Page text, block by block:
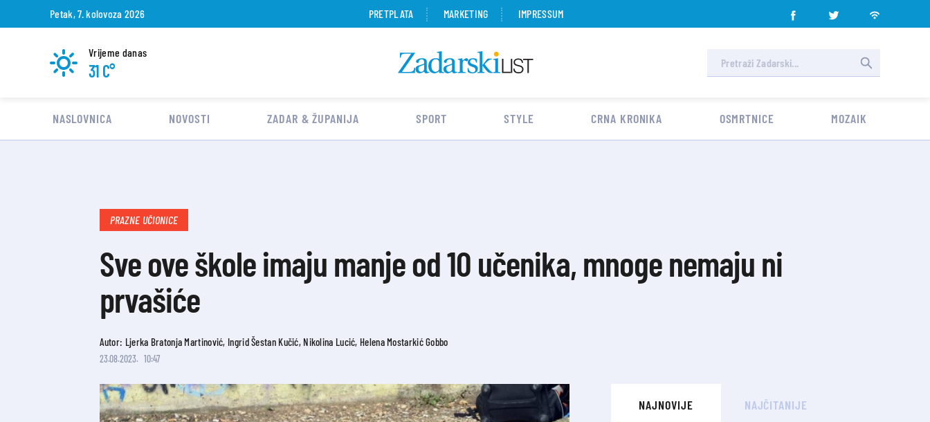
Petak, 7. kolovoza 2026 PRETPLATA MARKETING IMPRESSUM
Vrijeme danas
31 C°
NASLOVNICA NOVOSTI ZADAR & ŽUPANIJA SPORT STYLE CRNA KRONIKA OSMRTNICE MOZAIK
PRAZNE UČIONICE
Sve ove škole imaju manje od 10 učenika, mnoge nemaju ni
prvašiće
Autor: Ljerka Bratonja Martinović, Ingrid Šestan Kučić, Nikolina Lucić, Helena Mostarkić Gobbo
23.08.2023. 10:47
NAJNOVIJE NAJČITANIJE